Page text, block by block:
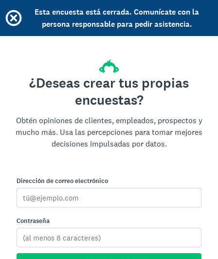
Esta encuesta está cerrada. Comunícate con la
persona responsable para pedir asistencia.
¿Deseas crear tus propias
encuestas?
Obtén opiniones de clientes, empleados, prospectos y
mucho más. Usa las percepciones para tomar mejores
decisiones impulsadas por datos.
Dirección de correo electrónico
Contraseña